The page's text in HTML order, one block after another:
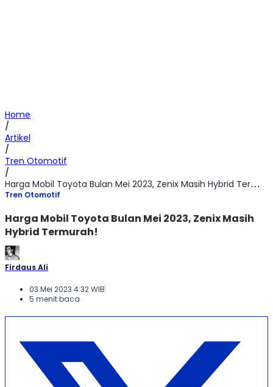
Home
/
Artikel
/
Tren Otomotif
/
Harga Mobil Toyota Bulan Mei 2023, Zenix Masih Hybrid Termurah!
Tren Otomotif
Harga Mobil Toyota Bulan Mei 2023, Zenix Masih
Hybrid Termurah!
Firdaus Ali
03 Mei 2023 4:32 WIB
5 menit baca